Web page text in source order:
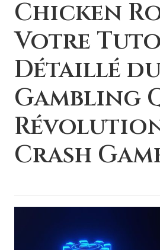
Chicken
Votre
Détaillé du
Gambling
Crash